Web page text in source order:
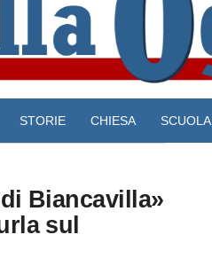
STORIE CHIESA SCUOLA
Biancavilla»
sul